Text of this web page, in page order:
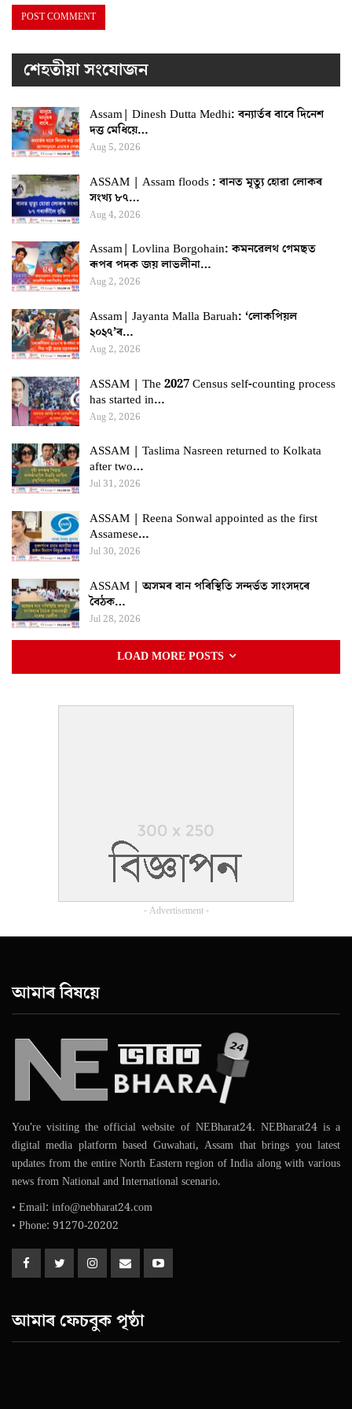
শেহতীয়া সংযোজন
Assam| Dinesh Dutta Medhi: বন্যাৰ্তৰ বাবে দিনেশ
দত্ত মেধিয়ে…
Aug 5, 2026
ASSAM | Assam floods : বানত মৃত্যু হোৱা লোকৰ
সংখ্য ৮৭…
Aug 4, 2026
Assam| Lovlina Borgohain: কমনৱেলথ গেমছত
ৰূপৰ পদক জয় লাভলীনা…
Aug 2, 2026
Assam| Jayanta Malla Baruah: ‘লোকপিয়ল
২০২৭’ৰ…
Aug 2, 2026
ASSAM | The 2027 Census self-counting process
has started in…
Aug 2, 2026
ASSAM | Taslima Nasreen returned to Kolkata
after two…
Jul 31, 2026
ASSAM | Reena Sonwal appointed as the first
Assamese…
Jul 30, 2026
ASSAM | অসমৰ বান পৰিস্থিতি সন্দৰ্ভত সাংসদৰে
বৈঠক…
Jul 28, 2026
LOAD MORE POSTS
- Advertisement -
আমাৰ বিষয়ে
You're visiting the official website of NEBharat24. NEBharat24 is a
digital media platform based Guwahati, Assam that brings you latest
updates from the entire North Eastern region of India along with various
news from National and International scenario.
• Email: info@nebharat24.com
• Phone: 91270-20202
আমাৰ ফেচবুক পৃষ্ঠা